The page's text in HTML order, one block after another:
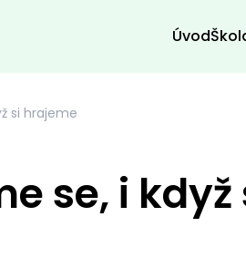
Úvod
si hrajeme
se, i